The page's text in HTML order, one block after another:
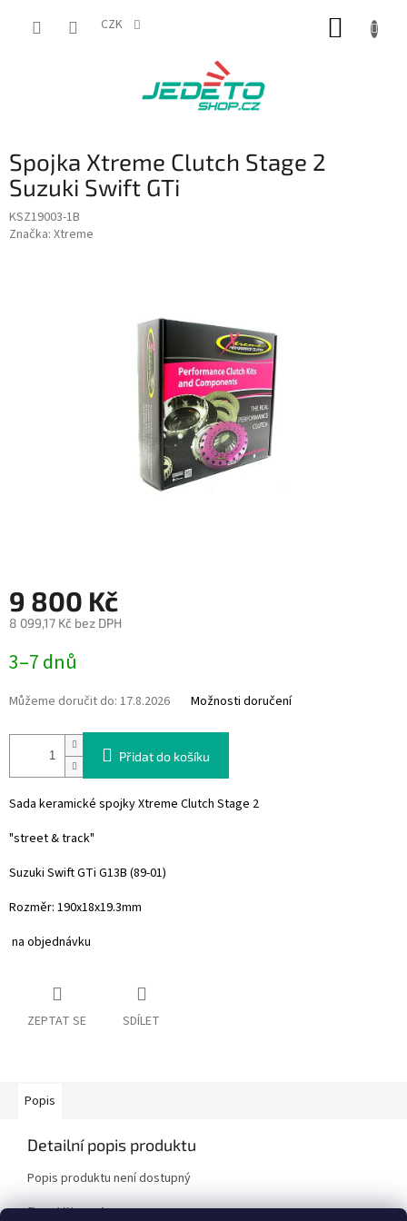
CZK
Spojka Xtreme Clutch Stage 2
Suzuki Swift GTi
KSZ19003-1B
Značka: Xtreme
9 800 Kč
8 099,17 Kč bez DPH
cena:
3–7 dnů
Můžeme doručit do: 17.8.2026 Možnosti doručení
Přidat do košíku
Sada keramické spojky Xtreme Clutch Stage 2
"street & track"
Suzuki Swift GTi G13B (89-01)
Rozměr: 190x18x19.3mm
na objednávku
ZEPTAT SE SDÍLET
Popis
Detailní popis produktu
Popis produktu není dostupný
Doplňkové parametry